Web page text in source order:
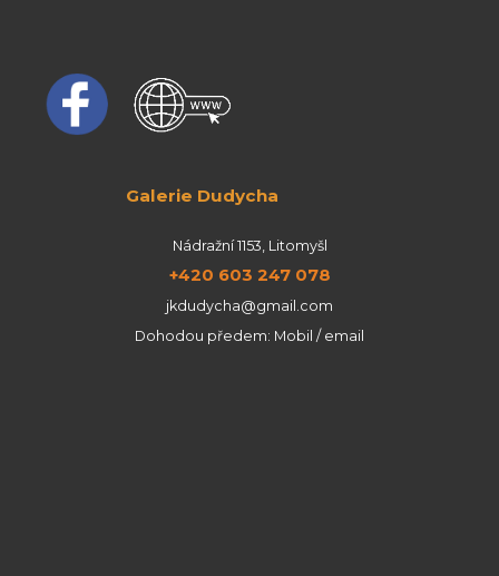
Galerie Dudycha
Nádražní 1153, Litomyšl
+420 603 247 078
jkdudycha@gmail.com
Dohodou předem: Mobil / email